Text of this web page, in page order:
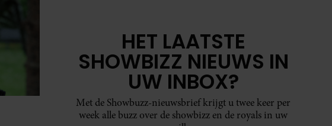
HET LAATSTE
SHOWBIZZ NIEUWS IN
UW INBOX?
Met de Showbuzz-nieuwsbrief krijgt u twee keer per
week alle buzz over de showbizz en de royals in uw